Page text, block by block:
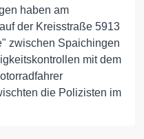
haben am
der Kreisstraße 5913
zwischen Spaichingen
mit dem
die Polizisten im